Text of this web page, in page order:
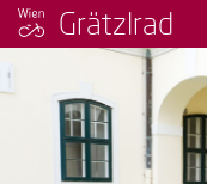
Grätzlrad